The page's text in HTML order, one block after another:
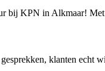
bij KPN in Alkmaar!
klanten echt